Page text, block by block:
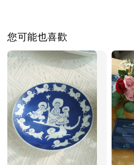
您可能也喜歡